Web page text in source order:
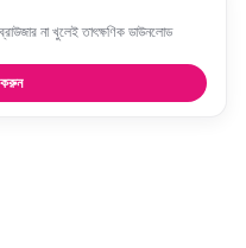
না খুলেই তাৎক্ষণিক ডাউনলোড